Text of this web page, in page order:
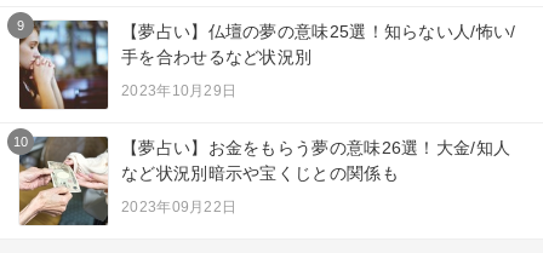
9
【夢占い】仏壇の夢の意味25選！知らない人/怖い/
手を合わせるなど状況別
2023年10月29日
10
【夢占い】お金をもらう夢の意味26選！大金/知人
など状況別暗示や宝くじとの関係も
2023年09月22日